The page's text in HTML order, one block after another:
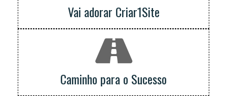
Vai adorar Criar1Site
Caminho para o Sucesso